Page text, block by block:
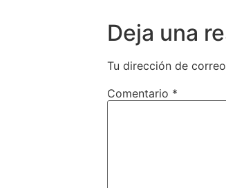
Deja una
Tu dirección de
Comentario *